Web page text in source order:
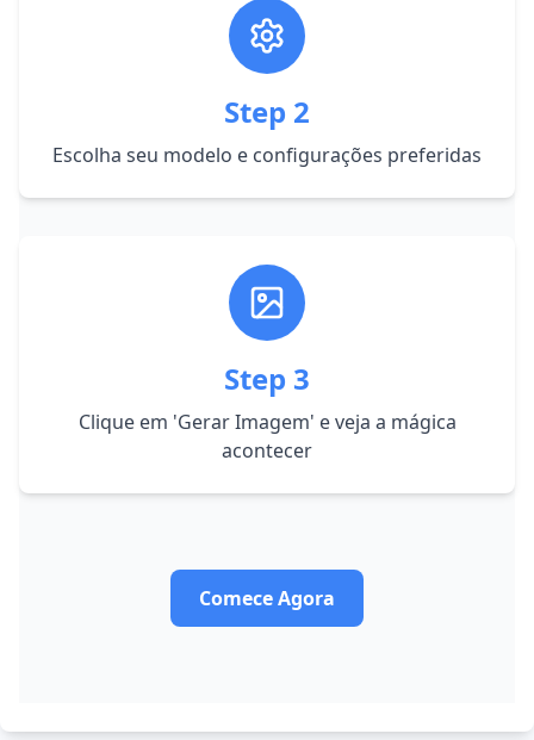
Step 2
Escolha seu modelo e configurações preferidas
Step 3
Clique em 'Gerar Imagem' e veja a mágica
acontecer
Comece Agora